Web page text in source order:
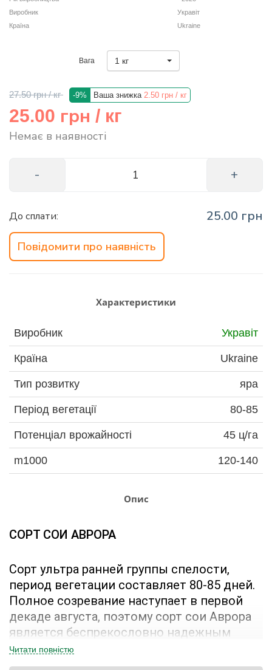
302
Безкоштовно
по Україні
733 0
+38 (093) 733
733 0
info@hectare.ua
Виробник
Укравіт
Країна
Ukraine
Вага 1 кг
27.50 грн / кг -9% Ваша знижка 2.50 грн / кг
25.00 грн / кг
Немає в наявності
До сплати: 25.00 грн
Повідомити про наявність
Характеристики
Виробник Укравіт
Країна Ukraine
Тип розвитку яра
Період вегетації 80-85
Потенціал врожайності 45 ц/га
m1000 120-140
Опис
СОРТ СОИ АВРОРА
Сорт ультра ранней группы спелости,
период вегетации составляет 80-85 дней.
Полное созревание наступает в первой
декаде августа, поэтому сорт сои Аврора
является беспрекословно надежным
предшественником для озимых
зерновых культур.
Читати повністю